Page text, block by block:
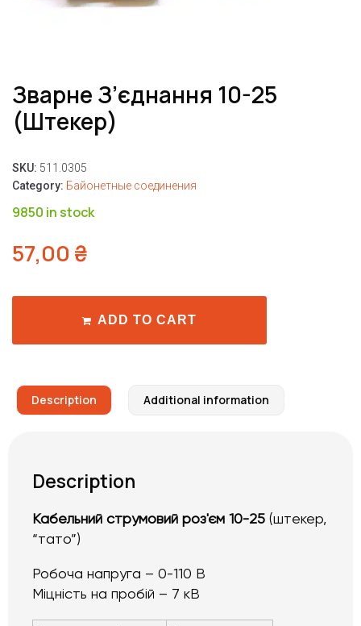
Зварне З’єднання 10-25
(штекер)
SKU: 511.0305
Category: Байонетные соединения
9850 in stock
57,00 ₴
ADD TO CART
Description Additional information
Description
Кабельний струмовий роз'єм 10-25 (штекер,
“тато”)
Робоча напруга – 0-110 В
Міцність на пробій – 7 кВ